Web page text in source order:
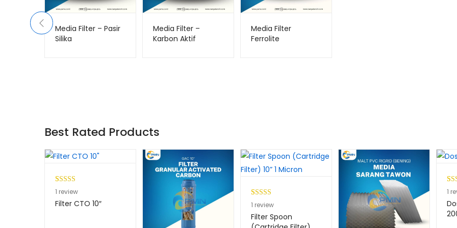
Media Filter – Pasir
Silika
Media Filter –
Karbon Aktif
Media Filter
Ferrolite
Best Rated Products
Peringkat
5.00dari 5
11 review
Filter CTO 10″
Peringkat
5.00dari 5
berdasarkan
11 review
Filter Spoon
11